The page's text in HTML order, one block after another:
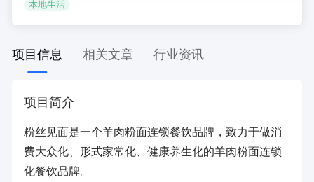
本地生活
项目信息 相关文章 行业资讯
项目简介
粉丝见面是一个羊肉粉面连锁餐饮品牌，致力于做消
费大众化、形式家常化、健康养生化的羊肉粉面连锁
化餐饮品牌。